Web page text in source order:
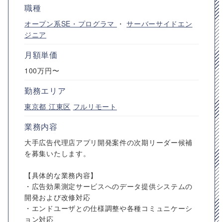
職種
オープン系SE・プログラマ ・サーバーサイドエン
ジニア
月額単価
100万円〜
勤務エリア
東京都 江東区 フルリモート
業務内容
大手広告代理店アプリ開発案件の次期リーダー候補
を募集いたします。
【具体的な業務内容】
・広告効果測定サービスへのデータ提供システムの
開発および改修対応
・エンドユーザとの仕様調整や各種コミュニケーシ
ョン対応